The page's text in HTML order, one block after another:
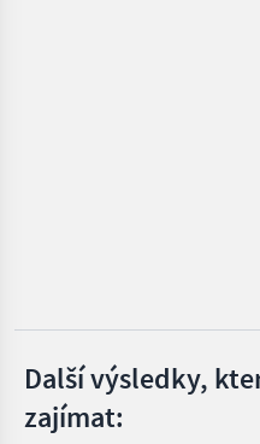
Další výsledky,
zajímat: